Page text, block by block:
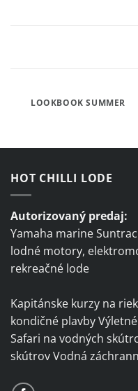
LOOKBOOK SUMMER
HOT CHILLI LODE
Autorizovaný predaj:
Yamaha marine
lodné motory,
rekreačné lode
Kapitánske kurzy na
kondičné plavby
Safari na vodných
skútrov Vodná